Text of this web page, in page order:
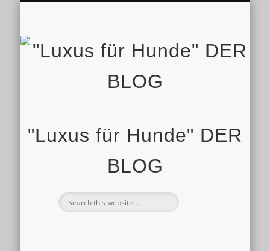
"Luxus für Hunde" DER
BLOG